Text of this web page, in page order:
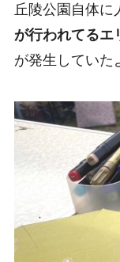
丘陵公園自体に
が行われてるエ
が発生していた